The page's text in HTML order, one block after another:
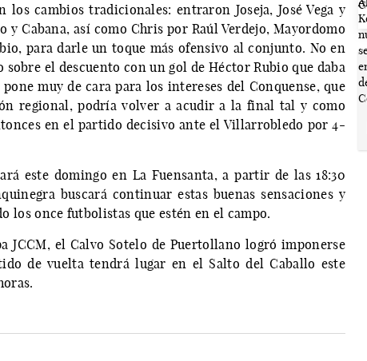
los cambios tradicionales: entraron Joseja, José Vega y
y Cabana, así como Chris por Raúl Verdejo, Mayordomo
para darle un toque más ofensivo al conjunto. No en
el descuento con un gol de Héctor Rubio que daba
muy de cara para los intereses del Conquense, que
regional, podría volver a acudir a la final tal y como
en el partido decisivo ante el Villarrobledo por 4-
este domingo en La Fuensanta, a partir de las 18:30
buscará continuar estas buenas sensaciones y
los once futbolistas que estén en el campo.
JCCM, el Calvo Sotelo de Puertollano logró imponerse
de vuelta tendrá lugar en el Salto del Caballo este